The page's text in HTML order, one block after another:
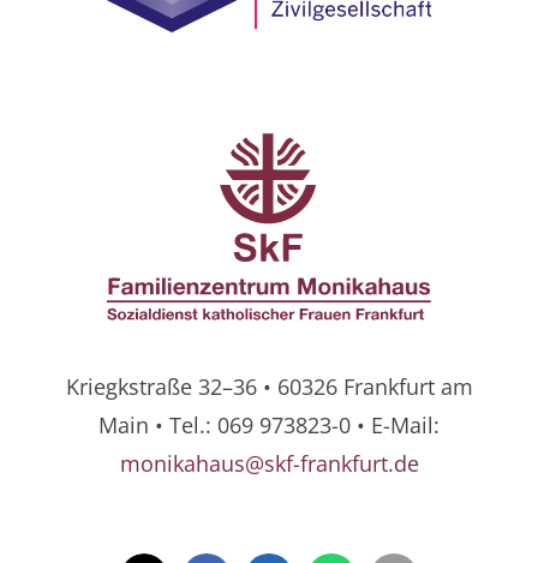
Kriegkstraße 32–36 • 60326 Frankfurt am
Main • Tel.: 069 973823-0 • E-Mail:
monikahaus@skf-frankfurt.de